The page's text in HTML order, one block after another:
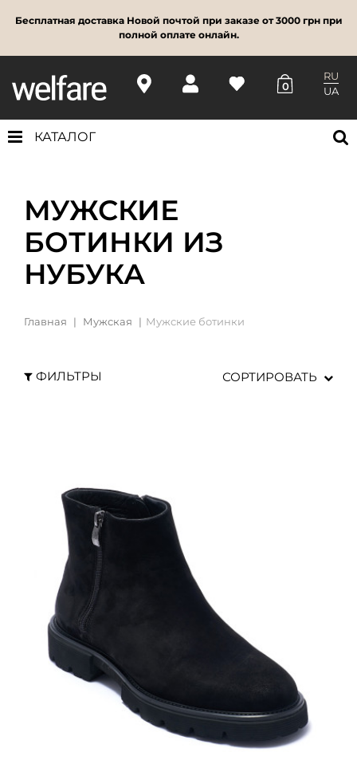
Бесплатная доставка Новой почтой при заказе от 3000 грн при
полной оплате онлайн.
0
RU
UA
КАТАЛОГ
МУЖСКИЕ
БОТИНКИ ИЗ
НУБУКА
Главная Мужская Мужские ботинки
ФИЛЬТРЫ СОРТИРОВАТЬ